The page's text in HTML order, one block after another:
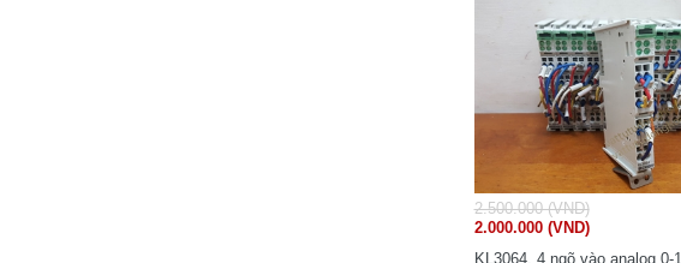
2.500.000 (VND)
2.000.000 (VND)
KL3064. 4 ngõ vào analog 0-